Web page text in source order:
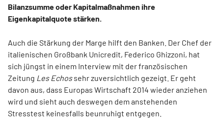
Bilanzsumme oder Kapitalmaßnahmen ihre
Eigenkapitalquote stärken.
Auch die Stärkung der Marge hilft den Banken. Der Chef der
italienischen Großbank Unicredit, Federico Ghizzoni, hat
sich jüngst in einem Interview mit der französischen
Zeitung Les Echossehr zuversichtlich gezeigt. Er geht
davon aus, dass Europas Wirtschaft 2014 wieder anziehen
wird und sieht auch deswegen dem anstehenden
Stresstest keinesfalls beunruhigt entgegen.